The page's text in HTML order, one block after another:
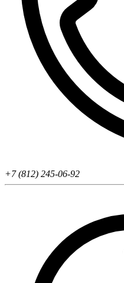
+7 (812) 245-06-92